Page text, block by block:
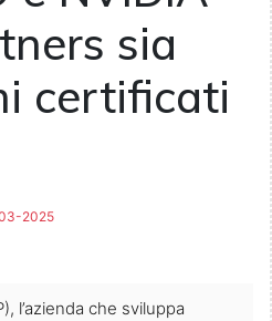
sia
certificati
2025
l’azienda che sviluppa